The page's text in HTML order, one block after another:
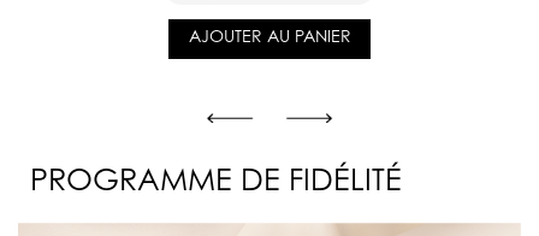
AJOUTER AU PANIER
PROGRAMME DE FIDÉLITÉ